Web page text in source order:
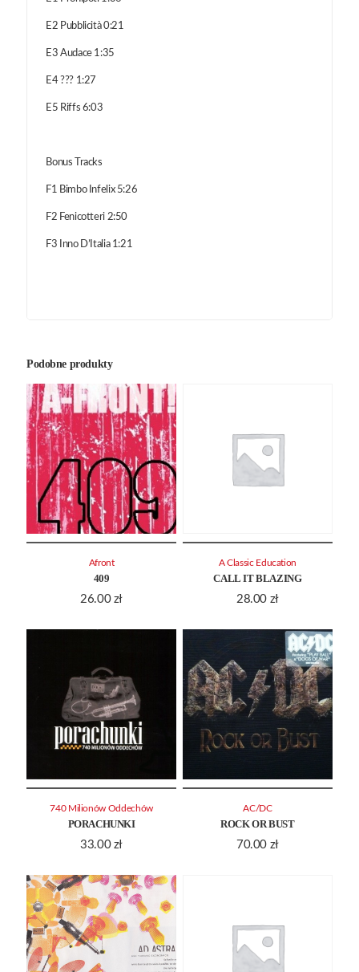
E2 Pubblicità 0:21
E3 Audace 1:35
E4 ??? 1:27
E5 Riffs 6:03
Bonus Tracks
F1 Bimbo Infelix 5:26
F2 Fenicotteri 2:50
F3 Inno D’Italia 1:21
Podobne produkty
409
26.00 zł
Afront
CALL IT BLAZING
28.00 zł
A Classic Education
PORACHUNKI
33.00 zł
740 Milionów Oddechów
ROCK OR BUST
70.00 zł
AC/DC